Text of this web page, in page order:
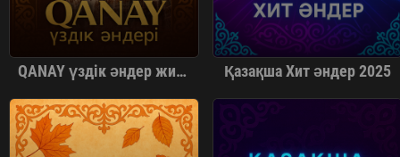
QANAY үздік әндер жинағы Қазақша Хит әндер 2025